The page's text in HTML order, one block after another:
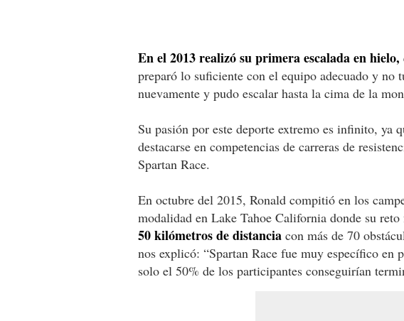
En el 2013 realizó su primera escalada en hielo,
preparó lo suficiente con el equipo adecuado y no
nuevamente y pudo escalar hasta la cima de la
Su pasión por este deporte extremo es infinito, ya
destacarse en competencias de carreras de
Spartan Race.
En octubre del 2015, Ronald compitió en los
modalidad en Lake Tahoe California donde su
50 kilómetros de distancia con más de 70
nos explicó: “Spartan Race fue muy específico en
solo el 50% de los participantes conseguirían